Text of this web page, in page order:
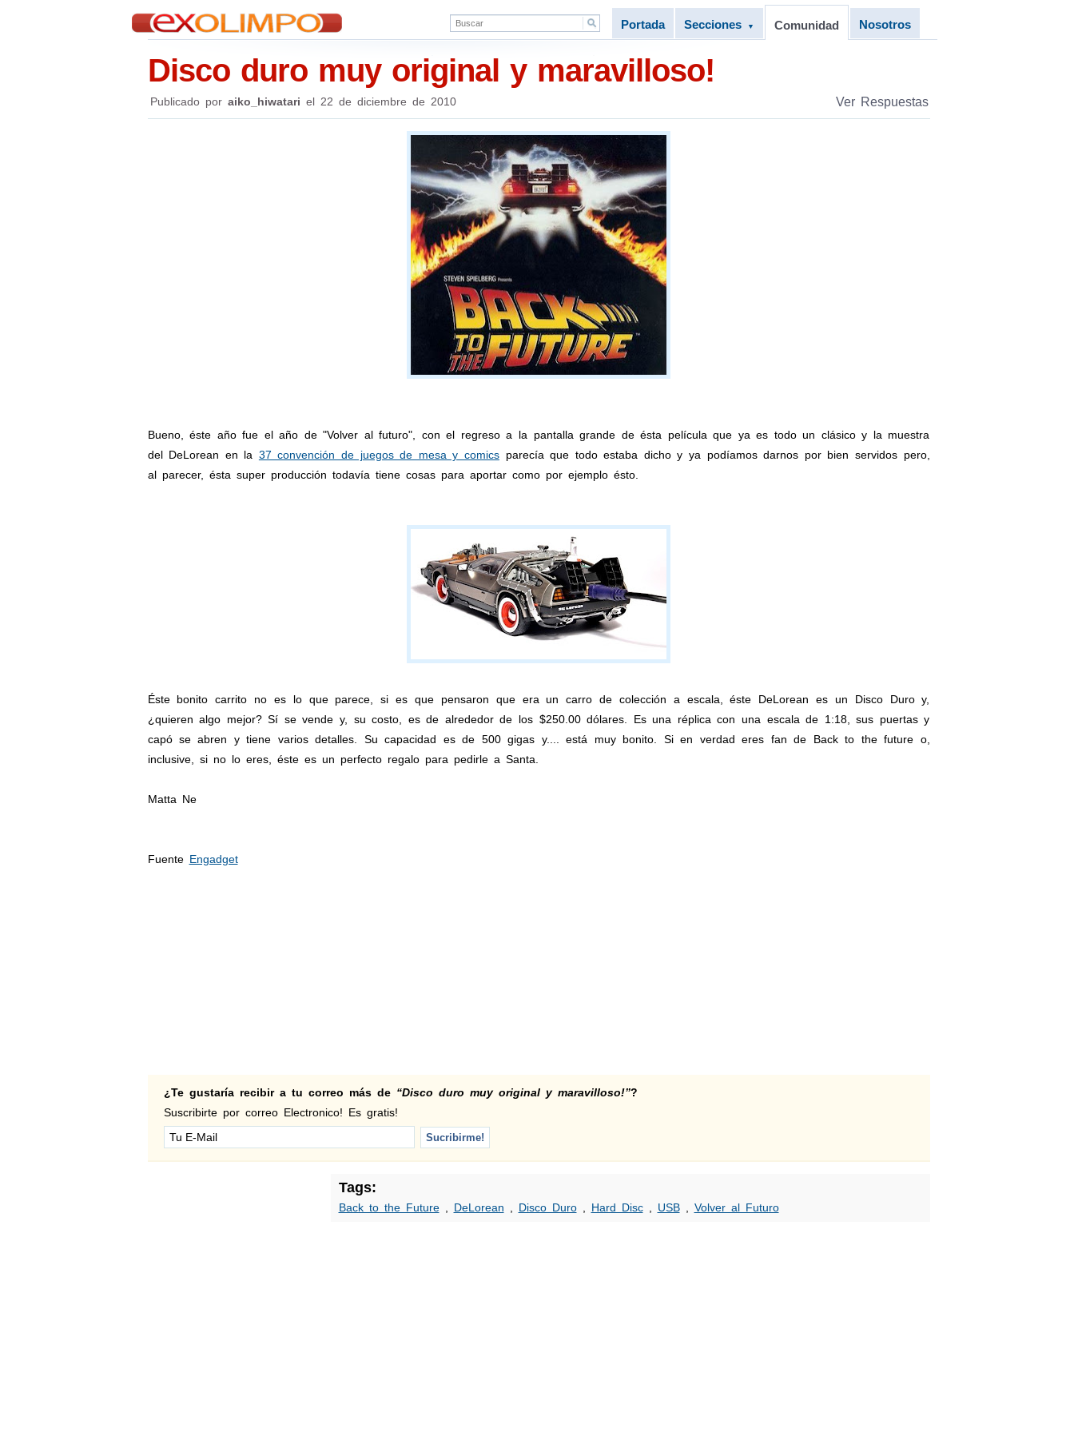
Portada Secciones ▼ Comunidad Nosotros
Disco duro muy original y maravilloso!
Publicado por aiko_hiwatari el 22 de diciembre de 2010 Ver Respuestas
Bueno, éste año fue el año de "Volver al futuro", con el regreso a la pantalla grande de ésta película que ya es todo un clásico y la muestra
del DeLorean en la 37 convención de juegos de mesa y comicsparecía que todo estaba dicho y ya podíamos darnos por bien servidos pero,
al parecer, ésta super producción todavía tiene cosas para aportar como por ejemplo ésto.
Éste bonito carrito no es lo que parece, si es que pensaron que era un carro de colección a escala, éste DeLorean es un Disco Duro y,
¿quieren algo mejor? Sí se vende y, su costo, es de alrededor de los $250.00 dólares. Es una réplica con una escala de 1:18, sus puertas y
capó se abren y tiene varios detalles. Su capacidad es de 500 gigas y.... está muy bonito. Si en verdad eres fan de Back to the future o,
inclusive, si no lo eres, éste es un perfecto regalo para pedirle a Santa.
Matta Ne
Fuente Engadget
¿Te gustaría recibir a tu correo más de “Disco duro muy original y maravilloso!”?
Suscribirte por correo Electronico! Es gratis!
Tags:
Back to the Future, DeLorean Disco Duro, Hard Disc, USB, Volver al Futuro